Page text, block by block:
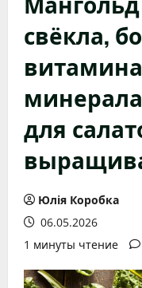
свёкла,
для
Юлія Коробка
06.05.2026
1 минуты чтение